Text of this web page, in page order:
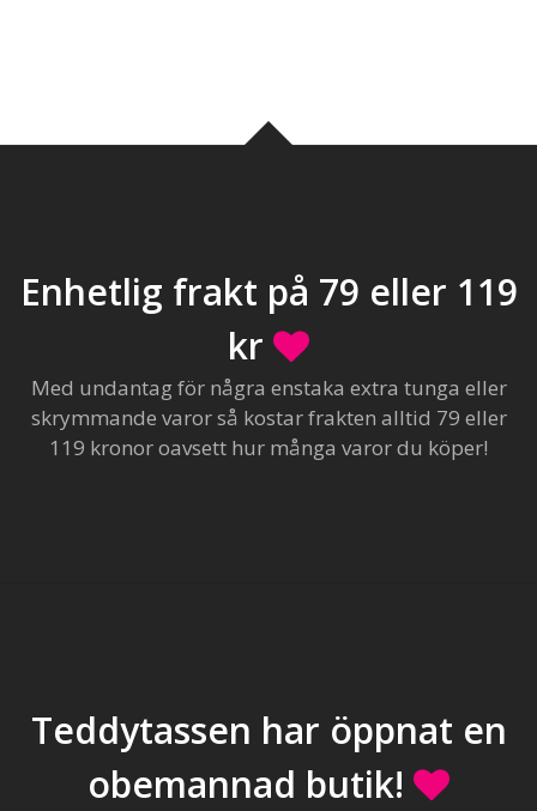
Enhetlig frakt på 79 eller 119
kr
Med undantag för några enstaka extra tunga eller
skrymmande varor så kostar frakten alltid 79 eller
119 kronor oavsett hur många varor du köper!
Teddytassen har öppnat en
obemannad butik!